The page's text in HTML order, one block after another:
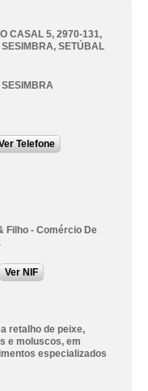
CASAL 5, 2970-131,
, SETÚBAL
Telefone
Filho - Comércio De
Ver NIF
retalho de peixe,
e moluscos, em
especializados